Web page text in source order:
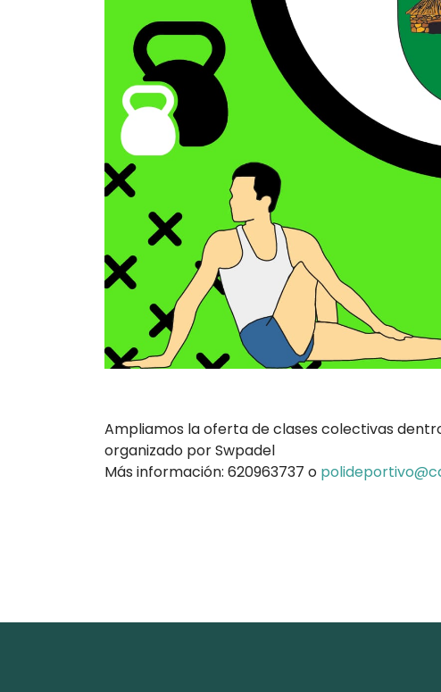
Ampliamos la oferta de clases colectivas
organizado por Swpadel
Más información: 620963737 o